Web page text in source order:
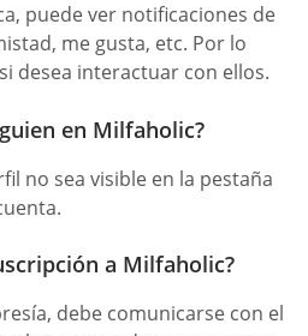
puede ver notificaciones de
me gusta, etc. Por lo
desea interactuar con ellos.
en Milfaholic?
no sea visible en la pestaña
a Milfaholic?
debe comunicarse con el